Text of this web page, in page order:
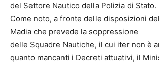
del Settore Nautico della Polizia di Stato.
Come noto, a fronte delle disposizioni
Madia che prevede la soppressione
delle Squadre Nautiche, il cui iter non è
quanto mancanti i Decreti attuativi, il